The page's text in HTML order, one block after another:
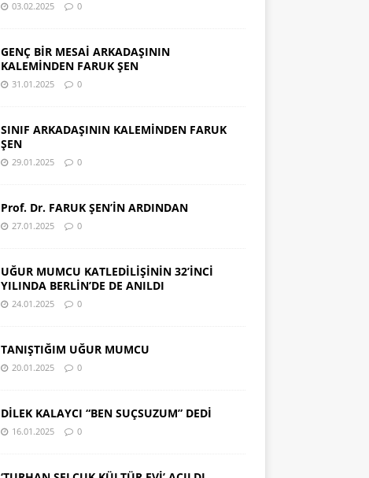
03.02.2025 0
GENÇ BİR MESAİ ARKADAŞININ
KALEMİNDEN FARUK ŞEN
31.01.2025 0
SINIF ARKADAŞININ KALEMİNDEN FARUK
ŞEN
29.01.2025 0
Prof. Dr. FARUK ŞEN’İN ARDINDAN
27.01.2025 0
UĞUR MUMCU KATLEDİLİŞİNİN 32’İNCİ
YILINDA BERLİN’DE DE ANILDI
24.01.2025 0
TANIŞTIĞIM UĞUR MUMCU
20.01.2025 0
DİLEK KALAYCI “BEN SUÇSUZUM” DEDİ
16.01.2025 0